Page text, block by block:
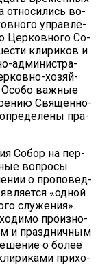
от­но­си­лись во­
управ­ле­
Цер­ков­но­го Со­
кли­ри­ков и
адми­ни­стра­
хо­зяй­
Осо­бо важ­ные
Свя­щен­но­
пра­
Со­бор на пер­
во­про­сы
о про­по­вед­
«од­ной
слу­же­ния».
про­из­но­
и празд­нич­ным
о бо­лее
при­хо­